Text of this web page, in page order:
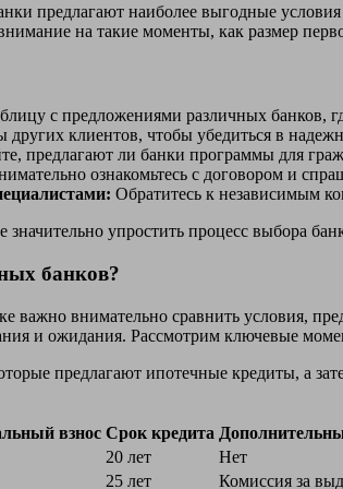
предлагают наиболее выгодные
на такие моменты, как размер
с предложениями различных банков,
других клиентов, чтобы убедиться в
предлагают ли банки программы для
ознакомьтесь с договором и
Обратитесь к независимым
упростить процесс выбора
банков?
важно внимательно сравнить условия,
и ожидания. Рассмотрим ключевые
предлагают ипотечные кредиты, а
взнос Срок кредита
20 лет
Нет
25 лет Комиссия за